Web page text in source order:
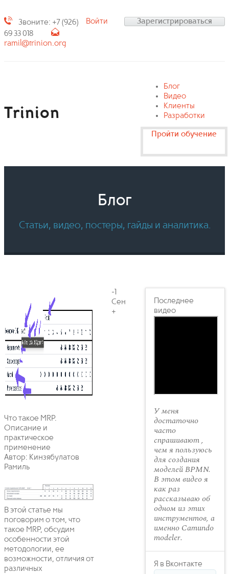
Звоните: +7 (926)
69 33 018
ramil@trinion.org
Войти Зарегистрироваться
Trinion
Блог
Видео
Клиенты
Разработки
Пройти обучение
Блог
Статьи, видео, постеры, гайды и аналитика.
Что такое MRP.
Описание и
практическое
применение
Автор: Кинзябулатов
Рамиль
В этой статье мы
поговорим о том, что
такое MRP, обсудим
особенности этой
методологии, ее
возможности, отличия от
различных
-1
Сен
+
Последнее
видео
У меня
достаточно
часто
спрашивают ,
чем я пользуюсь
для создания
моделей BPMN.
В этом видео я
как раз
рассказываю об
одном из этих
инструментов, а
именно Camundo
modeler.
Я в Вконтакте